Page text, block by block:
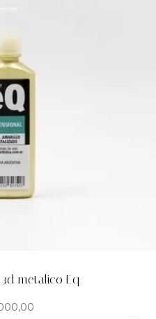
metalico Eq